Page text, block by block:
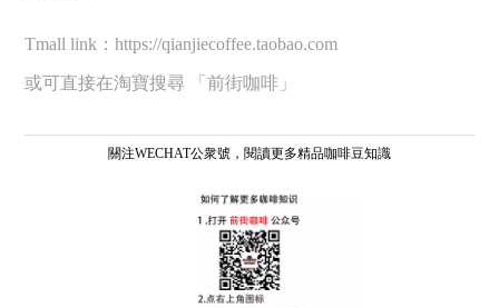
Tmall link：https://qianjiecoffee.taobao.com
或可直接在淘寶搜尋 「前街咖啡」
關注WECHAT公衆號，閱讀更多精品咖啡豆知識